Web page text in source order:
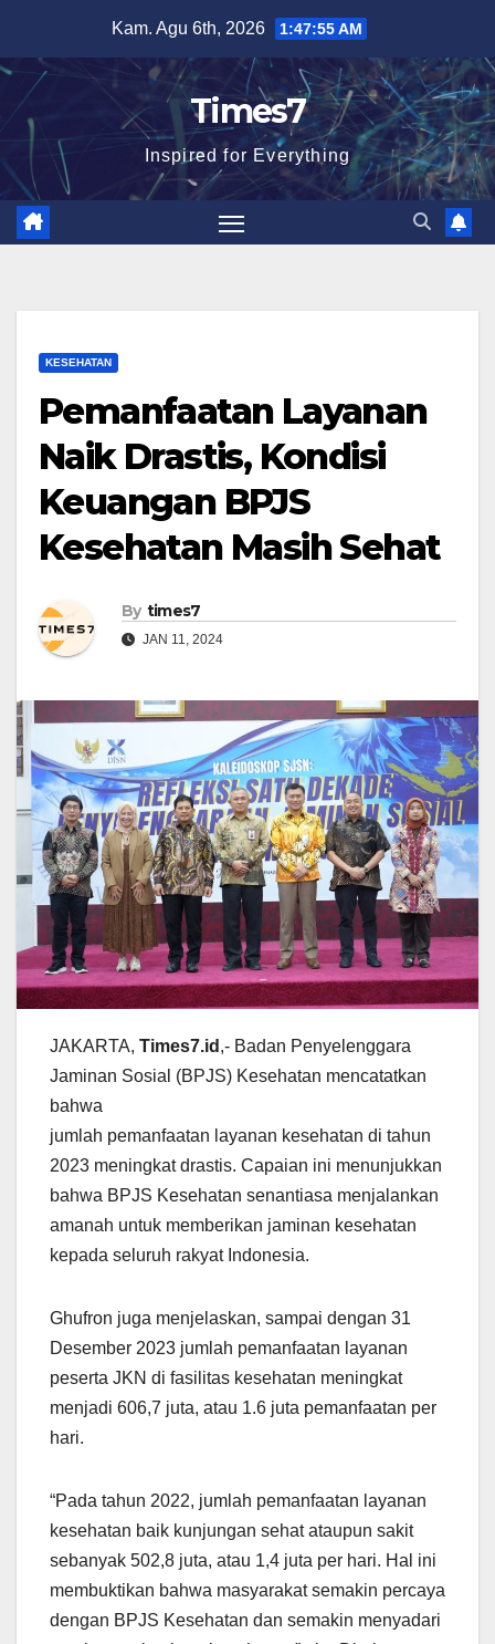
content
Kam. Agu 6th, 2026 1:47:57 AM
Times7
Inspired for Everything
KESEHATAN
Pemanfaatan Layanan
Naik Drastis, Kondisi
Keuangan BPJS
Kesehatan Masih Sehat
By times7
JAN 11, 2024
JAKARTA, Times7.id ,- Badan Penyelenggara
Jaminan Sosial (BPJS) Kesehatan mencatatkan
bahwa
jumlah pemanfaatan layanan kesehatan di tahun
2023 meningkat drastis. Capaian ini menunjukkan
bahwa BPJS Kesehatan senantiasa menjalankan
amanah untuk memberikan jaminan kesehatan
kepada seluruh rakyat Indonesia.
Ghufron juga menjelaskan, sampai dengan 31
Desember 2023 jumlah pemanfaatan layanan
peserta JKN di fasilitas kesehatan meningkat
menjadi 606,7 juta, atau 1.6 juta pemanfaatan per
hari.
“Pada tahun 2022, jumlah pemanfaatan layanan
kesehatan baik kunjungan sehat ataupun sakit
sebanyak 502,8 juta, atau 1,4 juta per hari. Hal ini
membuktikan bahwa masyarakat semakin percaya
dengan BPJS Kesehatan dan semakin menyadari